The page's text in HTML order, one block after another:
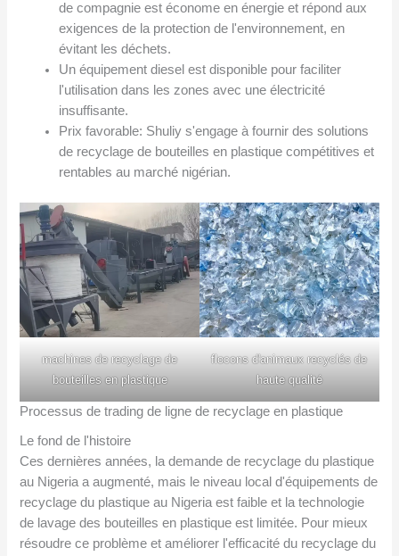
de compagnie est économe en énergie et répond aux
exigences de la protection de l'environnement, en
évitant les déchets.
Un équipement diesel est disponible pour faciliter
l'utilisation dans les zones avec une électricité
insuffisante.
Prix ​​favorable: Shuliy s'engage à fournir des solutions
de recyclage de bouteilles en plastique compétitives et
rentables au marché nigérian.
machines de recyclage de
bouteilles en plastique
flocons d'animaux recyclés de
haute qualité
Processus de trading de ligne de recyclage en plastique
Le fond de l'histoire
Ces dernières années, la demande de recyclage du plastique
au Nigeria a augmenté, mais le niveau local d'équipements de
recyclage du plastique au Nigeria est faible et la technologie
de lavage des bouteilles en plastique est limitée. Pour mieux
résoudre ce problème et améliorer l'efficacité du recyclage du